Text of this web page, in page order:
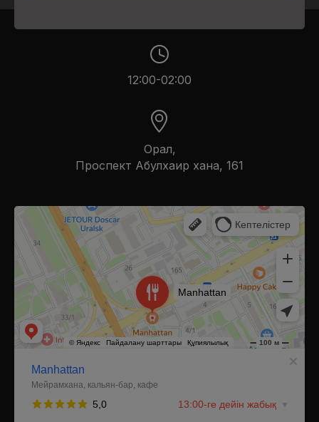
12:00-02:00
Орал,
​Проспект Абулхаир хана, 161
Manhattan
Ресторан в Уральске
Кальян-бар в Уральске